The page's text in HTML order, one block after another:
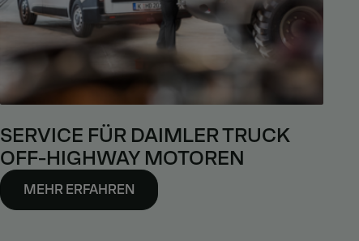
SERVICE FÜR DAIMLER TRUCK
OFF-HIGHWAY MOTOREN
MEHR ERFAHREN